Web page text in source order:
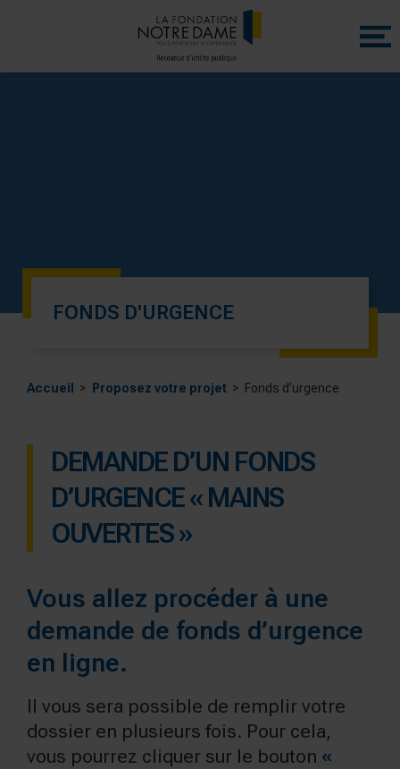
Menu
FONDS D'URGENCE
Accueil Proposez votre projet Fonds d’urgence
DEMANDE D’UN FONDS
D’URGENCE « MAINS
OUVERTES »
Vous allez procéder à une
demande de fonds d’urgence
en ligne.
Il vous sera possible de remplir votre
dossier en plusieurs fois. Pour cela,
vous pourrez cliquer sur le bouton «